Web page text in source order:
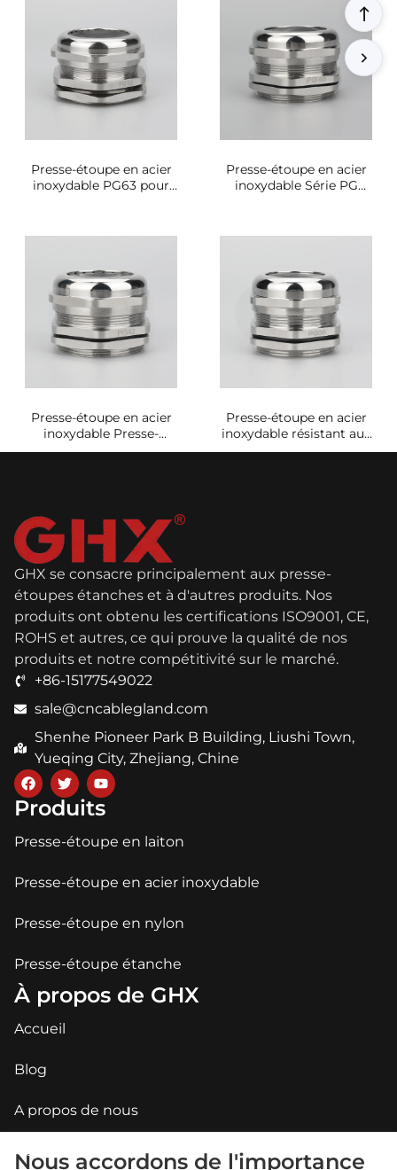
Presse-étoupe en acier
inoxydable PG63 pour
Presse-étoupe en acier
inoxydable Série PG
Presse-étoupe en acier
inoxydable Presse-
étoupe PG42 pour zones
Presse-étoupe en acier
inoxydable résistant aux
températures élevées
GHX se consacre principalement aux presse-
étoupes étanches et à d'autres produits. Nos
produits ont obtenu les certifications ISO9001, CE,
ROHS et autres, ce qui prouve la qualité de nos
produits et notre compétitivité sur le marché.
+86-15177549022
sale@cncablegland.com
Shenhe Pioneer Park B Building, Liushi Town,
Yueqing City, Zhejiang, Chine
Produits
Presse-étoupe en laiton
Presse-étoupe en acier inoxydable
Presse-étoupe en nylon
Presse-étoupe étanche
À propos de GHX
Accueil
Blog
A propos de nous
Applications
Nous accordons de l'importance